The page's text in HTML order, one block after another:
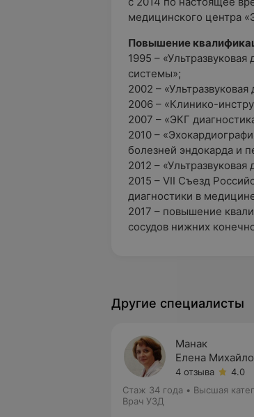
медицинского центра
Повышение
1995 –
системы»;
2002 –
2006 – «Клинико-
2007 – «ЭКГ
2010 –
болезней эндокарда и
2012 – «Ультразвуковая
2015 – VII Съезд
диагностики в
2017 – повышение
сосудов нижних
Другие специалисты
Манак
Елена
4 отзыва
4.0
Стаж 34 года • Высшая
Врач УЗД